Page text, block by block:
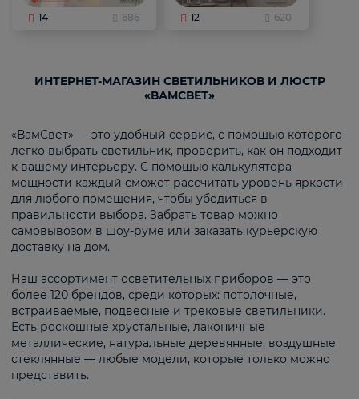
14 686 12 620
ИНТЕРНЕТ-МАГАЗИН СВЕТИЛЬНИКОВ И ЛЮСТР
«ВАМСВЕТ»
«ВамСвет» — это удобный сервис, с помощью которого
легко выбрать светильник, проверить, как он подходит
к вашему интерьеру. С помощью калькулятора
мощности каждый сможет рассчитать уровень яркости
для любого помещения, чтобы убедиться в
правильности выбора. Забрать товар можно
самовывозом в шоу-руме или заказать курьерскую
доставку на дом.
Наш ассортимент осветительных приборов — это
более 120 брендов, среди которых: потолочные,
встраиваемые, подвесные и трековые светильники.
Есть роскошные хрустальные, лаконичные
металлические, натуральные деревянные, воздушные
стеклянные — любые модели, которые только можно
представить.